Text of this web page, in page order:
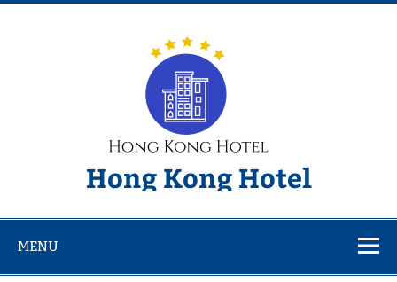
Skip
Hong Kong Hotel
MENU